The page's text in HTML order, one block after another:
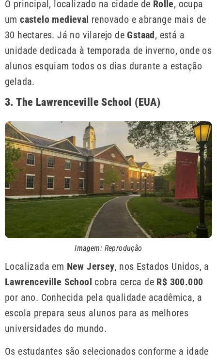
O principal, localizado na cidade de Rolle, ocupa
umcastelo medieval renovado e abrange mais de
30 hectares. Já no vilarejo de Gstaad, está a
unidade dedicada à temporada de inverno, onde os
alunos esquiam todos os dias durante a estação
gelada.
3. The Lawrenceville School (EUA)
Imagem: Reprodução
Localizada em New Jersey, nos Estados Unidos, a
Lawrenceville School cobra cerca de R$ 300.000
por ano. Conhecida pela qualidade acadêmica, a
escola prepara seus alunos para as melhores
universidades do mundo.
Os estudantes são selecionados conforme a idade